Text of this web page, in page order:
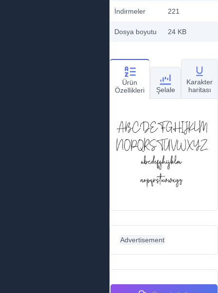
İndirmeler
221
Dosya boyutu 24 KB
Ürün
Özellikleri
Şelale
Karakter
haritası
Advertisement